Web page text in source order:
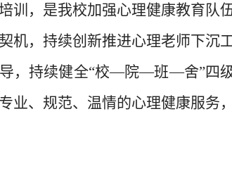
训，是我校加强心理健康教育队
机，持续创新推进心理老师下沉
，持续健全“校—院—班—舍”四
业、规范、温情的心理健康服务